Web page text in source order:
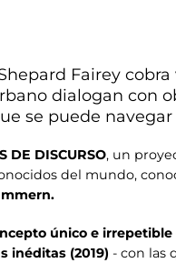
Fairey cobra
dialogan con
se puede navegar
DE DISCURSO, un
del mundo,
único e
inéditas (2019) - con las